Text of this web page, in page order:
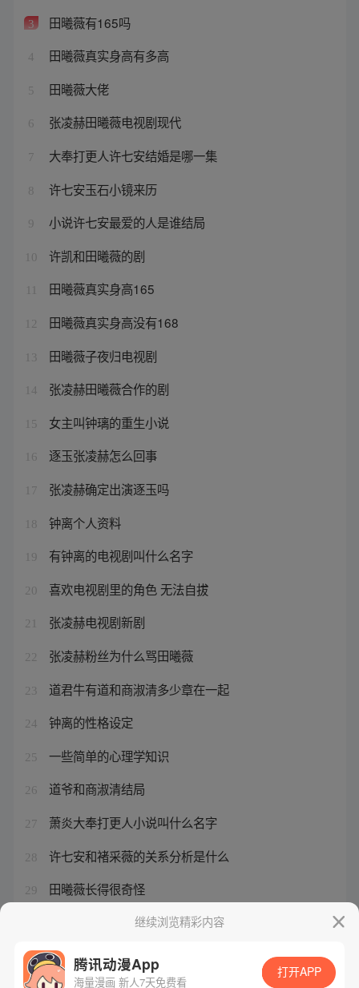
3 田曦薇有165吗
4 田曦薇真实身高有多高
5 田曦薇大佬
6 张凌赫田曦薇电视剧现代
7 大奉打更人许七安结婚是哪一集
8 许七安玉石小镜来历
9 小说许七安最爱的人是谁结局
10 许凯和田曦薇的剧
田曦薇真实身高165
12 田曦薇真实身高没有168
13 田曦薇子夜归电视剧
14 张凌赫田曦薇合作的剧
15 女主叫钟璃的重生小说
16 逐玉张凌赫怎么回事
17 张凌赫确定出演逐玉吗
18 钟离个人资料
19 有钟离的电视剧叫什么名字
20 喜欢电视剧里的角色 无法自拔
21 张凌赫电视剧新剧
22 张凌赫粉丝为什么骂田曦薇
23 道君牛有道和商淑清多少章在一起
24 钟离的性格设定
25 一些简单的心理学知识
26 道爷和商淑清结局
27 萧炎大奉打更人小说叫什么名字
28 许七安和褚采薇的关系分析是什么
29 田曦薇长得很奇怪
继续浏览精彩内容
腾讯动漫App
海量漫画 新人7天免费看
打开APP